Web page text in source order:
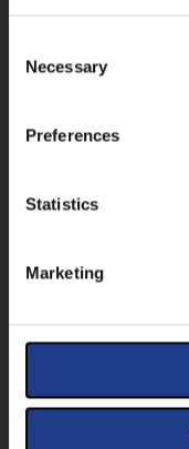
Necessary
Preferences
Statistics
Marketing